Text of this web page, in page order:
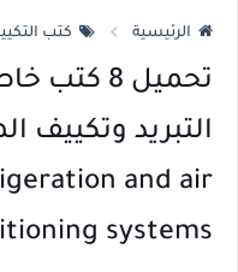
الرئيسية كتب
تحميل 8
and air
systems